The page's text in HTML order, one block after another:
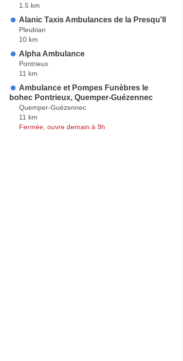
1.5 km
Alanic Taxis Ambulances de la Presqu'Il
Pleubian
10 km
Alpha Ambulance
Pontrieux
11 km
Ambulance et Pompes Funèbres le
bohec Pontrieux, Quemper-Guézennec
Quemper-Guézennec
11 km
Fermée, ouvre demain à 9h